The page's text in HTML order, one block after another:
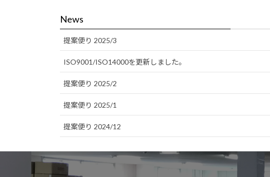
News
提案便り 2025/3
ISO9001/ISO14000を更新しました。
提案便り 2025/2
提案便り 2025/1
提案便り 2024/12